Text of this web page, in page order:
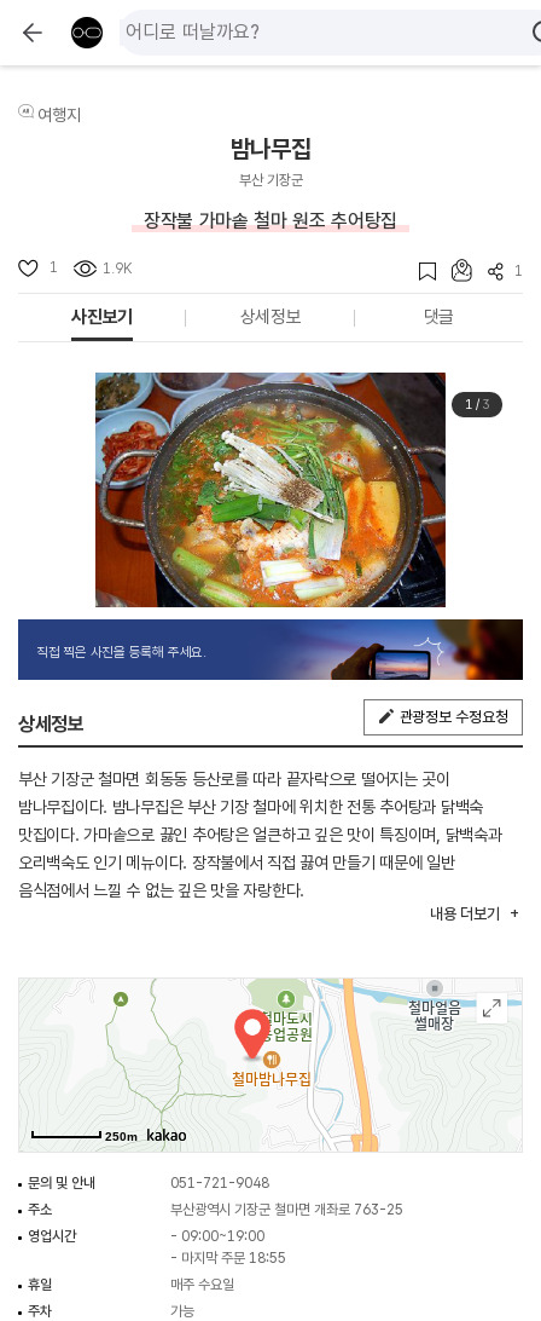
여행지
밤나무집
부산 기장군
장작불 가마솥 철마 원조 추어탕집
1 1.9K 1
사진보기 상세정보 댓글
1/ 3
직접 찍은 사진을 등록해 주세요.
상세정보 관광정보 수정요청
부산 기장군 철마면 회동동 등산로를 따라 끝자락으로 떨어지는 곳이
밤나무집이다. 밤나무집은 부산 기장 철마에 위치한 전통 추어탕과 닭백숙
맛집이다. 가마솥으로 끓인 추어탕은 얼큰하고 깊은 맛이 특징이며, 닭백숙과
오리백숙도 인기 메뉴이다. 장작불에서 직접 끓여 만들기 때문에 일반
음식점에서 느낄 수 없는 깊은 맛을 자랑한다.
내용 더보기
250m
문의 및 안내
051-721-9048
주소
부산광역시 기장군 철마면 개좌로 763-25
영업시간
- 09:00~19:00
- 마지막 주문 18:55
휴일
매주 수요일
주차
가능